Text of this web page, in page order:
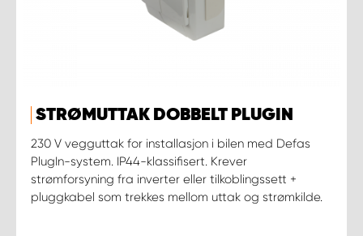
STRØMUTTAK DOBBELT PLUGIN
230 V vegguttak for installasjon i bilen med Defas
PlugIn-system. IP44-klassifisert. Krever
strømforsyning fra inverter eller tilkoblingssett +
pluggkabel som trekkes mellom uttak og strømkilde.